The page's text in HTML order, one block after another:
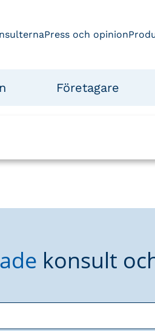
Press och opinion
Företagare
konsult